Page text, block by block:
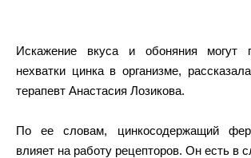
Искажение вкуса и обоняния могут
нехватки цинка в организме, рассказала
терапевт Анастасия Лозикова.
По ее словам, цинкосодержащий
влияет на работу рецепторов. Он есть в